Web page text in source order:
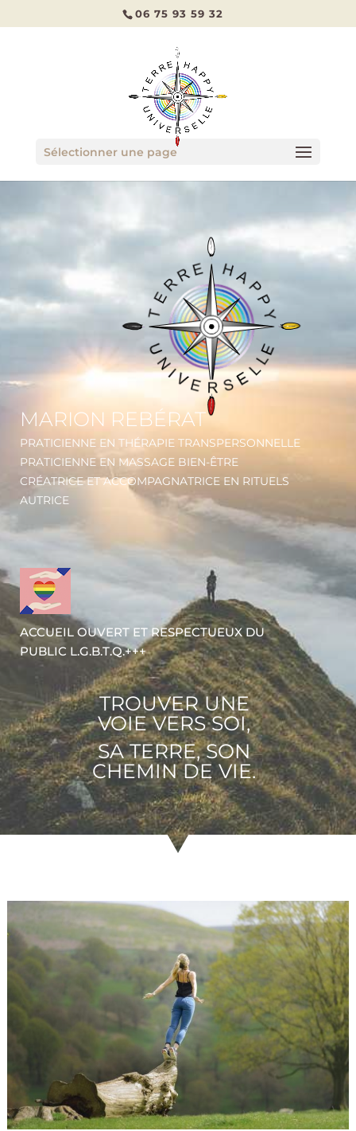
06 75 93 59 32
Sélectionner une page
MARION REBÉRAT
PRATICIENNE EN THÉRAPIE TRANSPERSONNELLE
PRATICIENNE EN MASSAGE BIEN-ÊTRE
CRÉATRICE ET ACCOMPAGNATRICE EN RITUELS
AUTRICE
ACCUEIL OUVERT ET RESPECTUEUX DU
PUBLIC L.G.B.T.Q.+++
TROUVER UNE
VOIE VERS SOI,
SA TERRE, SON
CHEMIN DE VIE.